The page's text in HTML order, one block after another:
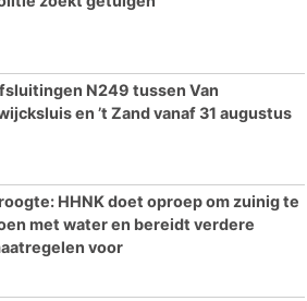
N249 tussen Van
en ’t Zand vanaf 31 augustus
HHNK doet oproep om zuinig te
met water en bereidt verdere
voor